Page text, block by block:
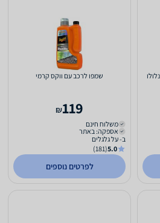
שמפו לרכב עם ווקס קרמי
119
₪
משלוח חינם
אספקה: באתר
ב- על גלגלים
5.0
(181)
לפרטים נוספים